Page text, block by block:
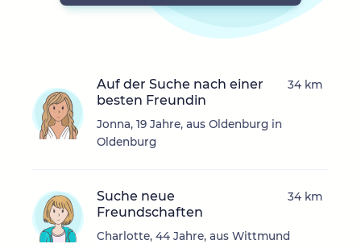
Auf der Suche nach einer
besten Freundin
Jonna, 19 Jahre, aus Oldenburg in
Oldenburg
34 km
Suche neue
Freundschaften
Charlotte, 44 Jahre, aus Wittmund
34 km